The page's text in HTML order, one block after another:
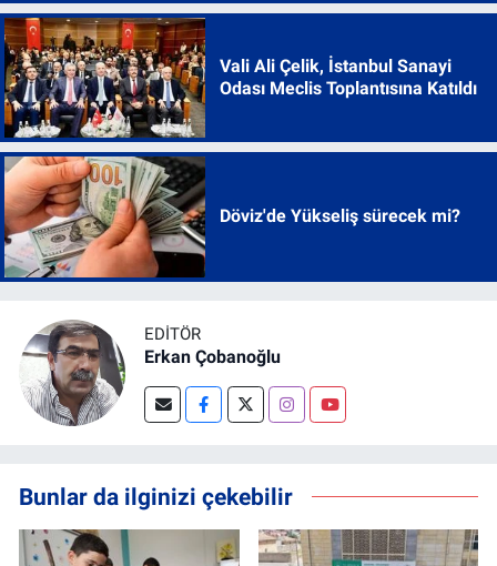
Vali Ali Çelik, İstanbul Sanayi
Odası Meclis Toplantısına Katıldı
Döviz'de Yükseliş sürecek mi?
EDITÖR
Erkan Çobanoğlu
Bunlar da ilginizi çekebilir